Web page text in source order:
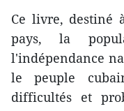
Ce livre, destiné
pays, la
l'indépendance
le peuple
difficultés et